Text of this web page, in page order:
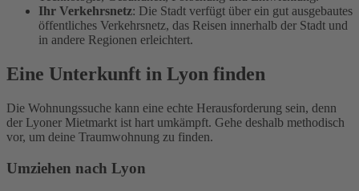
Ihr Verkehrsnetz: Die Stadt verfügt über ein gut ausgebautes
öffentliches Verkehrsnetz, das Reisen innerhalb der Stadt und
in andere Regionen erleichtert.
Eine Unterkunft in Lyon finden
Die Wohnungssuche kann eine echte Herausforderung sein, denn
der Lyoner Mietmarkt ist hart umkämpft. Gehe deshalb methodisch
vor, um deine Traumwohnung zu finden.
Umziehen nach Lyon